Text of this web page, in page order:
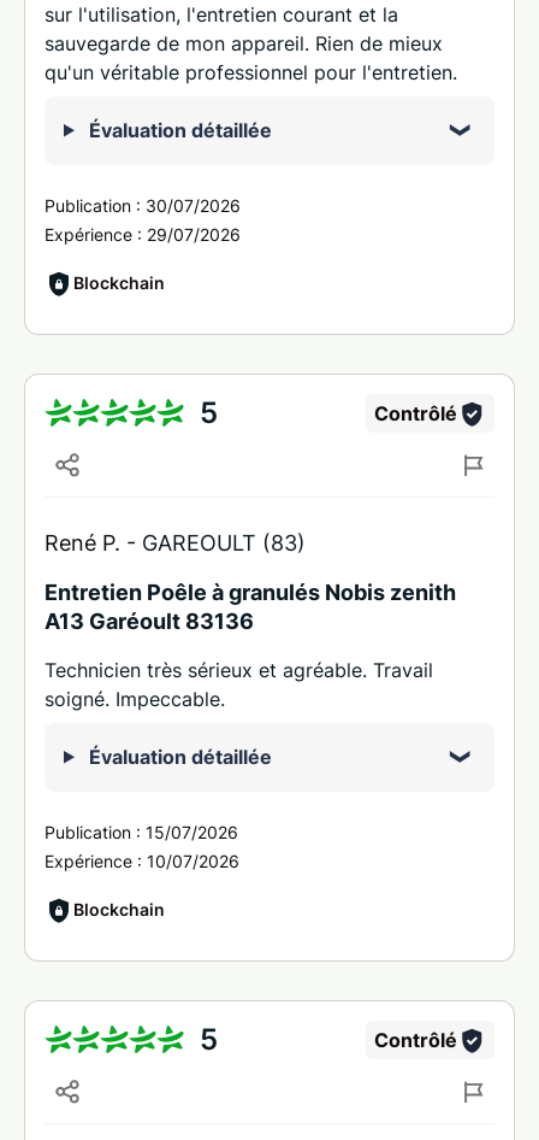
sur l'utilisation, l'entretien courant et la
sauvegarde de mon appareil. Rien de mieux
qu'un véritable professionnel pour l'entretien.
Évaluation détaillée
Publication : 30/07/2026
Expérience : 29/07/2026
Blockchain
5 Contrôlé
René P. - GAREOULT (83)
Entretien Poêle à granulés Nobis zenith
A13 Garéoult 83136
Technicien très sérieux et agréable. Travail
soigné. Impeccable.
Évaluation détaillée
Publication : 15/07/2026
Expérience : 10/07/2026
Blockchain
5 Contrôlé